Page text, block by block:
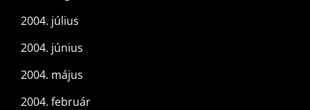
2004. július
2004. június
2004. május
2004. február